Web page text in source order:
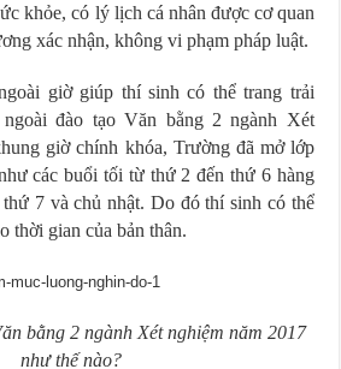
khỏe, có lý lịch cá nhân được cơ quan
xác nhận, không vi phạm pháp luật.
giờ giúp thí sinh có thể trang trải
đào tạo Văn bằng 2 ngành Xét
giờ chính khóa, Trường đã mở lớp
các buổi tối từ thứ 2 đến thứ 6 hàng
7 và chủ nhật. Do đó thí sinh có thể
thời gian của bản thân.
bằng 2 ngành Xét nghiệm năm 2017
như thế nào?